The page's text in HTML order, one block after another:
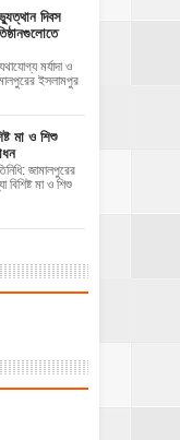
দিবস
মর্যাদা ও
ইসলামপুর
মা ও শিশু
জামালপুরের
মা ও শিশু